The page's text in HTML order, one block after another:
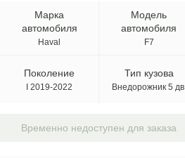
Марка
автомобиля
Haval
Модель
автомобиля
F7
Поколение
I 2019-2022
Тип кузова
Внедорожник 5 дв.
Временно недоступен для заказа